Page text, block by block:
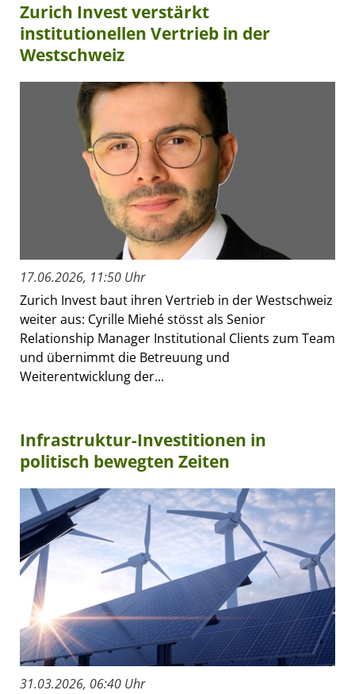
Zurich Invest verstärkt
institutionellen Vertrieb in der
Westschweiz
17.06.2026, 11:50 Uhr
Zurich Invest baut ihren Vertrieb in der Westschweiz
weiter aus: Cyrille Miehé stösst als Senior
Relationship Manager Institutional Clients zum Team
und übernimmt die Betreuung und
Weiterentwicklung der...
Infrastruktur-Investitionen in
politisch bewegten Zeiten
31.03.2026, 06:40 Uhr